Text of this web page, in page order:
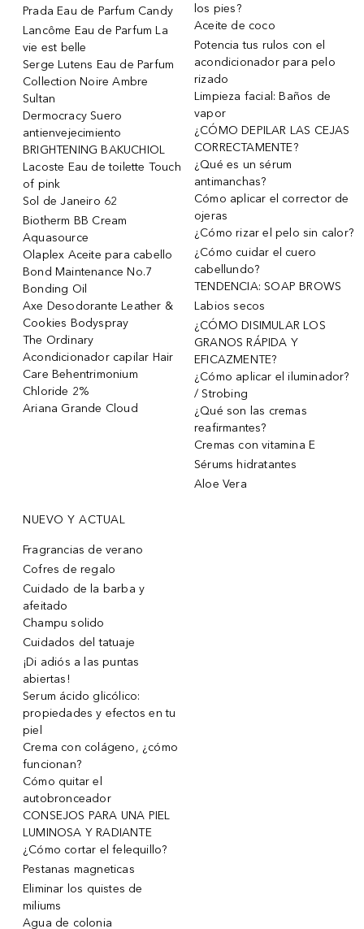
Prada Eau de Parfum Candy
Lancôme Eau de Parfum La
vie est belle
Serge Lutens Eau de Parfum
Collection Noire Ambre
Sultan
Dermocracy Suero
antienvejecimiento
BRIGHTENING BAKUCHIOL
Lacoste Eau de toilette Touch
of pink
Sol de Janeiro 62
Biotherm BB Cream
Aquasource
Olaplex Aceite para cabello
Bond Maintenance No.7
Bonding Oil
Axe Desodorante Leather &
Cookies Bodyspray
The Ordinary
Acondicionador capilar Hair
Care Behentrimonium
Chloride 2%
Ariana Grande Cloud
los pies?
Aceite de coco
Potencia tus rulos con el
acondicionador para pelo
rizado
Limpieza facial: Baños de
vapor
¿CÓMO DEPILAR LAS CEJAS
CORRECTAMENTE?
¿Qué es un sérum
antimanchas?
Cómo aplicar el corrector de
ojeras
¿Cómo rizar el pelo sin calor?
¿Cómo cuidar el cuero
cabellundo?
TENDENCIA: SOAP BROWS
Labios secos
¿CÓMO DISIMULAR LOS
GRANOS RÁPIDA Y
EFICAZMENTE?
¿Cómo aplicar el iluminador?
/ Strobing
¿Qué son las cremas
reafirmantes?
Cremas con vitamina E
Sérums hidratantes
Aloe Vera
NUEVO Y ACTUAL
Fragrancias de verano
Cofres de regalo
Cuidado de la barba y
afeitado
Champu solido
Cuidados del tatuaje
¡Di adiós a las puntas
abiertas!
Serum ácido glicólico:
propiedades y efectos en tu
piel
Crema con colágeno, ¿cómo
funcionan?
Cómo quitar el
autobronceador
CONSEJOS PARA UNA PIEL
LUMINOSA Y RADIANTE
¿Cómo cortar el felequillo?
Pestanas magneticas
Eliminar los quistes de
miliums
Agua de colonia